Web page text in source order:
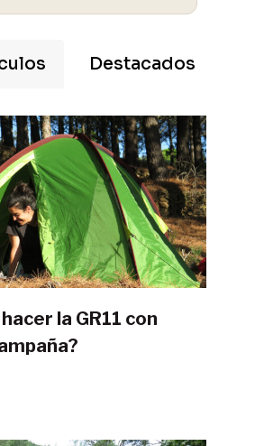
Destacados
la GR11 con